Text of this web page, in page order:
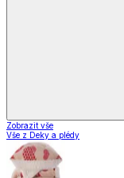
Zobrazit vše
Vše z Deky a plédy